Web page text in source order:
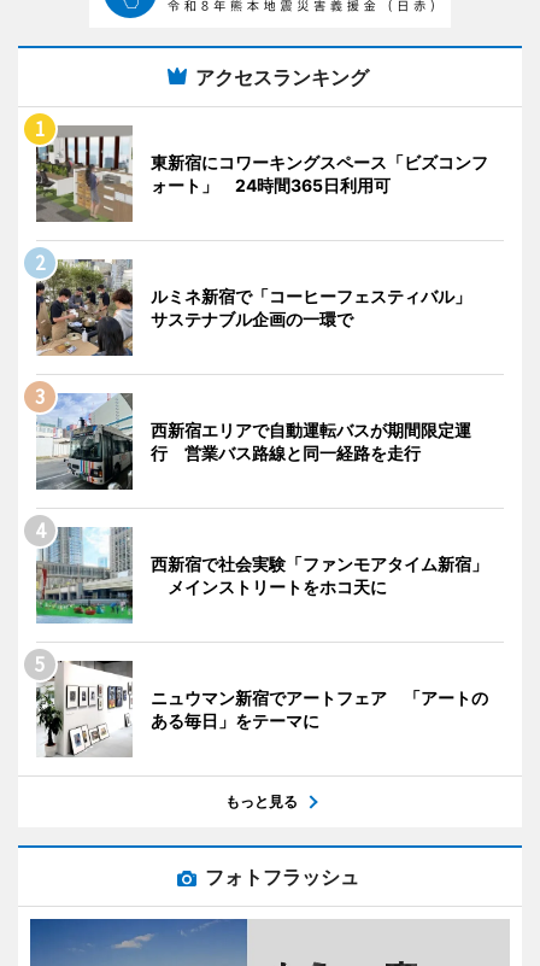
アクセスランキング
東新宿にコワーキングスペース「ビズコンフ
ォート」 24時間365日利用可
ルミネ新宿で「コーヒーフェスティバル」
サステナブル企画の一環で
西新宿エリアで自動運転バスが期間限定運
行 営業バス路線と同一経路を走行
西新宿で社会実験「ファンモアタイム新宿」
メインストリートをホコ天に
ニュウマン新宿でアートフェア 「アートの
ある毎日」をテーマに
もっと見る
フォトフラッシュ